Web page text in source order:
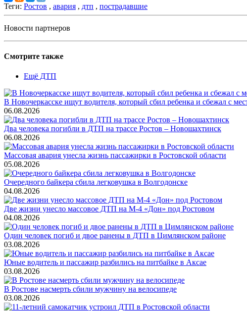
Теги: Ростов , авария , дтп , пострадавшие
Новости партнеров
Смотрите также
Ещё ДТП
В Новочеркасске ищут водителя, который сбил ребенка и сбежал с
06.08.2026
Два человека погибли в ДТП на трассе Ростов – Новошахтинск
06.08.2026
Массовая авария унесла жизнь пассажирки в Ростовской области
05.08.2026
Очередного байкера сбила легковушка в Волгодонске
04.08.2026
Две жизни унесло массовое ДТП на М-4 «Дон» под Ростовом
04.08.2026
Один человек погиб и двое ранены в ДТП в Цимлянском районе
03.08.2026
Юные водитель и пассажир разбились на питбайке в Аксае
03.08.2026
В Ростове насмерть сбили мужчину на велосипеде
03.08.2026